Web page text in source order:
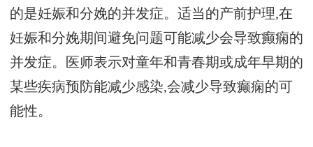
的是妊娠和分娩的并发症。适当的产前护理,在
妊娠和分娩期间避免问题可能减少会导致癫痫的
并发症。医师表示对童年和青春期或成年早期的
某些疾病预防能减少感染,会减少导致癫痫的可
能性。